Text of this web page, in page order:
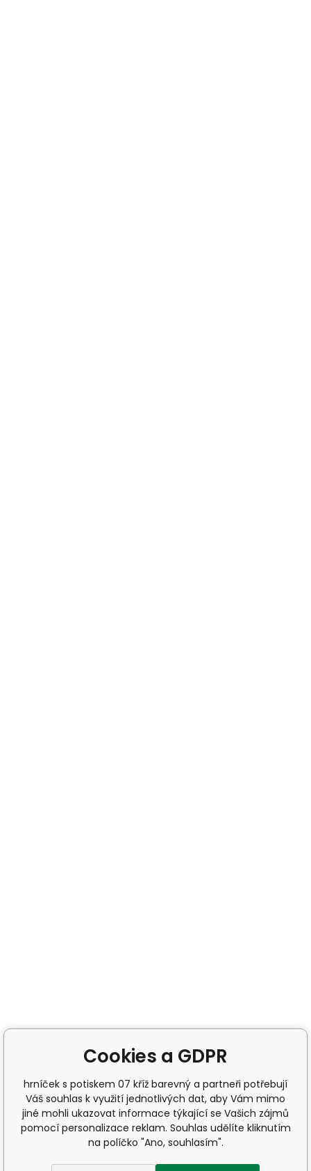
Cookies a GDPR
hrníček s potiskem 07 kříž barevný a partneři potřebují
Váš souhlas k využití jednotlivých dat, aby Vám mimo
jiné mohli ukazovat informace týkající se Vašich zájmů
pomocí personalizace reklam. Souhlas udělíte kliknutím
na políčko "Ano, souhlasím".